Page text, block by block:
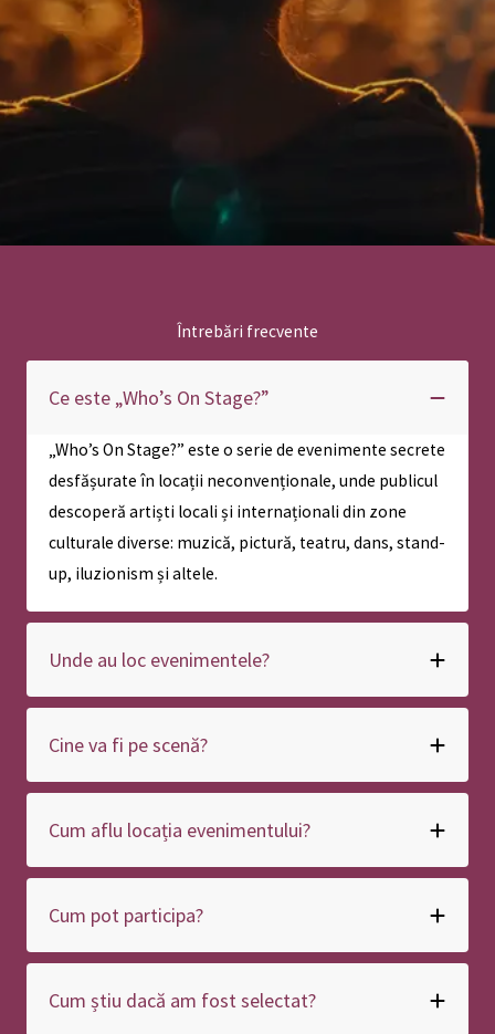
Întrebări frecvente
Ce este „Who’s On Stage?”
„Who’s On Stage?” este o serie de evenimente secrete
desfășurate în locații neconvenționale, unde publicul
descoperă artiști locali și internaționali din zone
culturale diverse: muzică, pictură, teatru, dans, stand-
up, iluzionism și altele.
Unde au loc evenimentele?
Cine va fi pe scenă?
Cum aflu locația evenimentului?
Cum pot participa?
Cum știu dacă am fost selectat?